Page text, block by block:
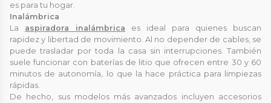
es para tu hogar.
Inalámbrica
La aspiradora inalámbrica es ideal para quienes buscan
rapidez y libertad de movimiento. Al no depender de cables, se
puede trasladar por toda la casa sin interrupciones. También
suele funcionar con baterías de litio que ofrecen entre 30 y 60
minutos de autonomía, lo que la hace práctica para limpiezas
rápidas.
De hecho, sus modelos más avanzados incluyen accesorios